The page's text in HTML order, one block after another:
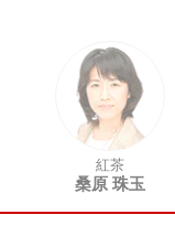
紅茶
桑原 珠玉